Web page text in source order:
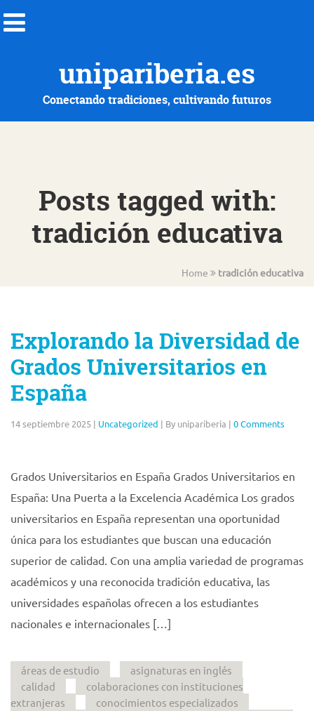
unipariberia.es
Conectando tradiciones, cultivando futuros
Posts tagged with:
tradición educativa
Home tradición educativa
Explorando la Diversidad de
Grados Universitarios en
España
14 septiembre 2025 | Uncategorized | By unipariberia | 0 Comments
Grados Universitarios en España Grados Universitarios en
España: Una Puerta a la Excelencia Académica Los grados
universitarios en España representan una oportunidad
única para los estudiantes que buscan una educación
superior de calidad. Con una amplia variedad de programas
académicos y una reconocida tradición educativa, las
universidades españolas ofrecen a los estudiantes
nacionales e internacionales […]
áreas de estudio
asignaturas en inglés
calidad
colaboraciones con instituciones
extranjeras
conocimientos especializados